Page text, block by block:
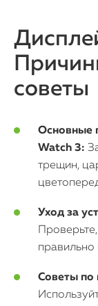
советы
Основные
Watch 3:
трещин,
Уход за
правильно
Советы по